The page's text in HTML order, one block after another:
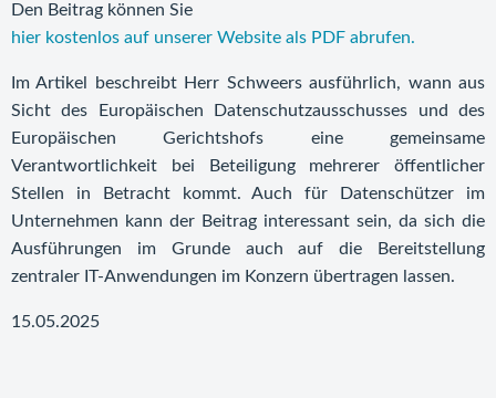
Den Beitrag können Sie
hier kostenlos auf unserer Website als PDF abrufen.
Im Artikel beschreibt Herr Schweers ausführlich, wann aus
Sicht des Europäischen Datenschutzausschusses und des
Europäischen Gerichtshofs eine gemeinsame
Verantwortlichkeit bei Beteiligung mehrerer öffentlicher
Stellen in Betracht kommt. Auch für Datenschützer im
Unternehmen kann der Beitrag interessant sein, da sich die
Ausführungen im Grunde auch auf die Bereitstellung
zentraler IT-Anwendungen im Konzern übertragen lassen.
15.05.2025